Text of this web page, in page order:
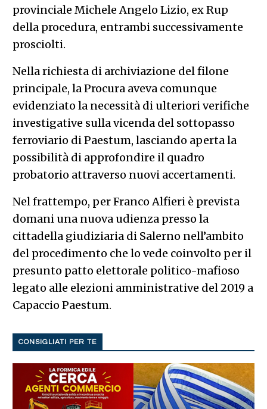
provinciale Michele Angelo Lizio, ex Rup
della procedura, entrambi successivamente
prosciolti.
Nella richiesta di archiviazione del filone
principale, la Procura aveva comunque
evidenziato la necessità di ulteriori verifiche
investigative sulla vicenda del sottopasso
ferroviario di Paestum, lasciando aperta la
possibilità di approfondire il quadro
probatorio attraverso nuovi accertamenti.
Nel frattempo, per Franco Alfieri è prevista
domani una nuova udienza presso la
cittadella giudiziaria di Salerno nell’ambito
del procedimento che lo vede coinvolto per il
presunto patto elettorale politico-mafioso
legato alle elezioni amministrative del 2019 a
Capaccio Paestum.
CONSIGLIATI PER TE